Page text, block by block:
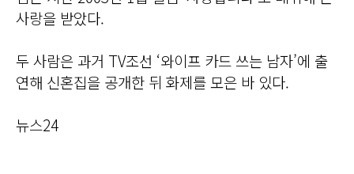
사랑을 받았다.
두 사람은 과거 TV조선 ‘와이프 카드 쓰는 남자’에 출
연해 신혼집을 공개한 뒤 화제를 모은 바 있다.
뉴스24